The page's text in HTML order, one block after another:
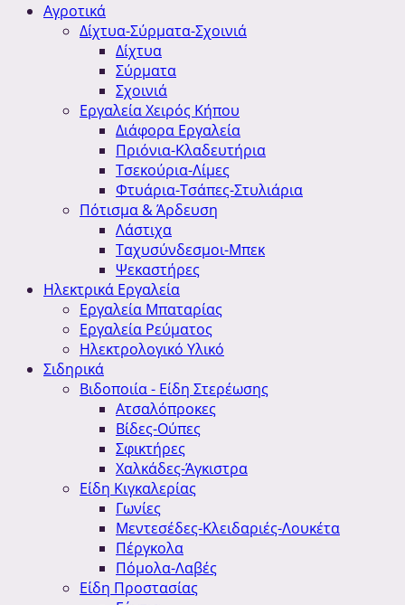
Αγροτικά
Δίχτυα-Σύρματα-Σχοινιά
Δίχτυα
Σύρματα
Σχοινιά
Εργαλεία Χειρός Κήπου
Διάφορα Εργαλεία
Πριόνια-Κλαδευτήρια
Τσεκούρια-Λίμες
Φτυάρια-Τσάπες-Στυλιάρια
Πότισμα & Άρδευση
Λάστιχα
Ταχυσύνδεσμοι-Μπεκ
Ψεκαστήρες
Ηλεκτρικά Εργαλεία
Εργαλεία Μπαταρίας
Εργαλεία Ρεύματος
Ηλεκτρολογικό Υλικό
Σιδηρικά
Βιδοποιία - Είδη Στερέωσης
Ατσαλόπροκες
Βίδες-Ούπες
Σφικτήρες
Χαλκάδες-Άγκιστρα
Είδη Κιγκαλερίας
Γωνίες
Μεντεσέδες-Κλειδαριές-Λουκέτα
Πέργκολα
Πόμολα-Λαβές
Είδη Προστασίας